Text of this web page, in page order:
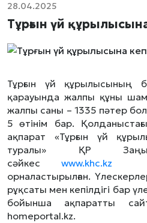
28.04.2025
Тұрғын үй
Тұрғын үй құрылысының
қарауында жалпы құны
жалпы саны – 1335 пәтер
5 өтінім бар.
ақпарат «Тұрғын үй
туралы» ҚР
сәйкес www.khc.kz
орналастырылған.
рұқсаты мен кепілдігі бар
бойынша ақпаратты
homeportal.kz.